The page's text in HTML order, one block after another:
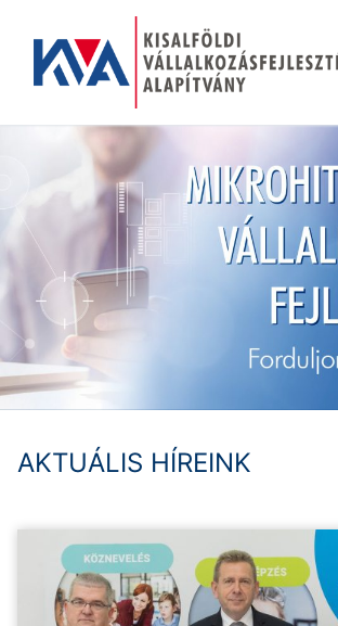
tartalomra
AKTUÁLIS HÍREINK